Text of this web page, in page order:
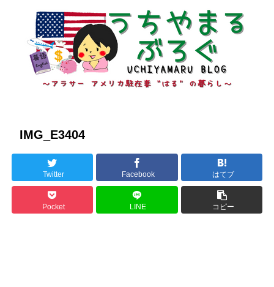
IMG_E3404
Twitter Facebook はてブ
Pocket LINE コピー